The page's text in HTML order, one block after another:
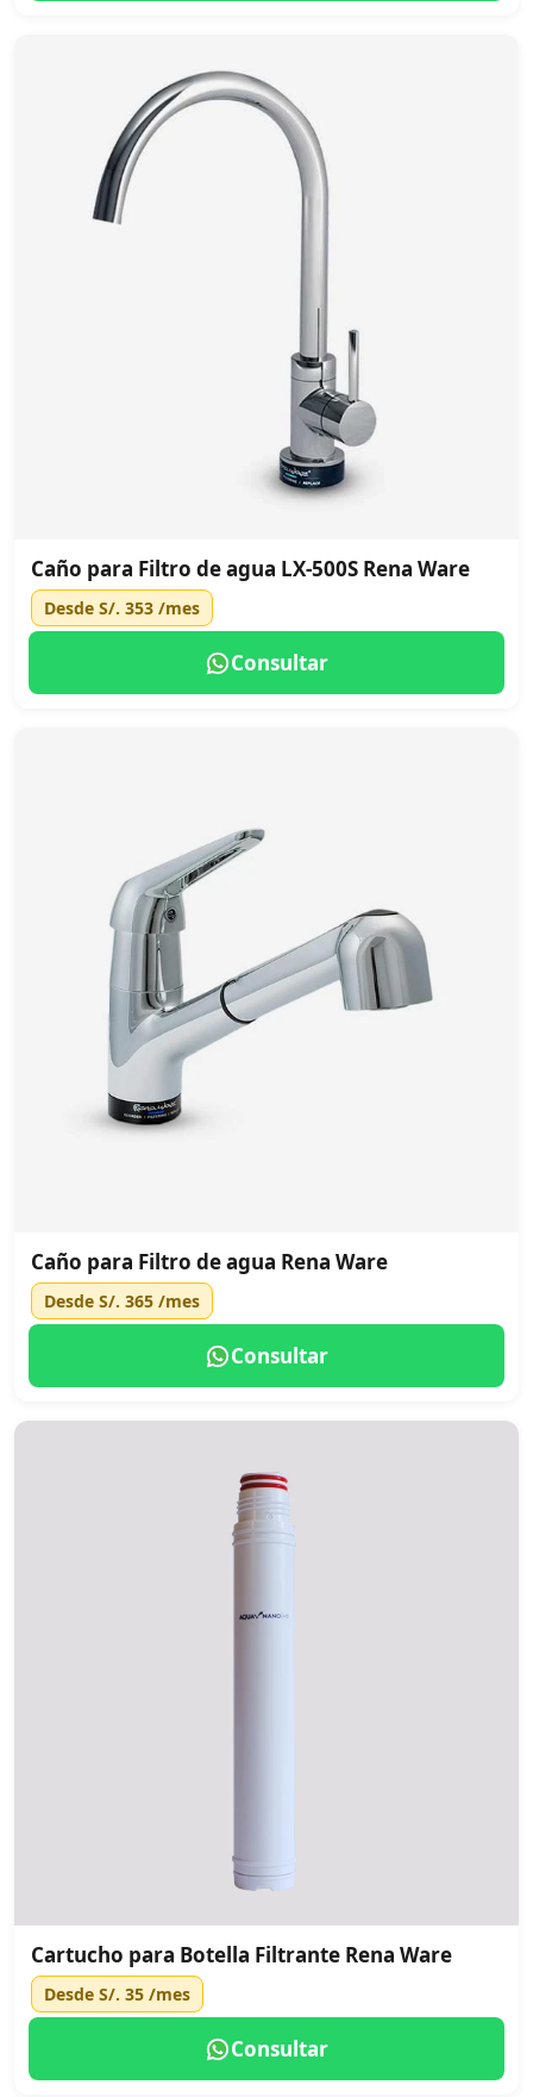
Caño para Filtro de agua LX-500S Rena Ware
Desde S/. 353 /mes
Consultar
Caño para Filtro de agua Rena Ware
Desde S/. 365 /mes
Consultar
Cartucho para Botella Filtrante Rena Ware
Desde S/. 35 /mes
Consultar